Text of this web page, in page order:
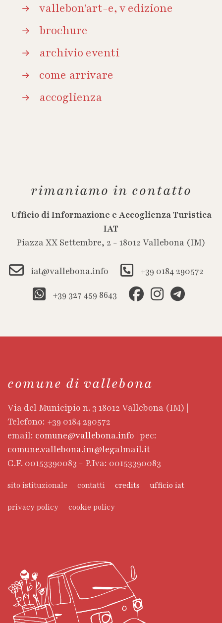
vallebon'art-e, v edizione
brochure
archivio eventi
come arrivare
accoglienza
rimaniamo in contatto
Ufficio di Informazione e Accoglienza Turistica
IAT
Piazza XX Settembre, 2 - 18012 Vallebona (IM)
iat@vallebona.info
+39 0184 290572
+39 327 459 8643
comune di vallebona
Via del Municipio n. 3 18012 Vallebona (IM) |
Telefono: +39 0184 290572
email: comune@vallebona.info | pec:
comune.vallebona.im@legalmail.it
C.F. 00153390083 - P.Iva: 00153390083
sito istituzionale contatti credits ufficio iat
privacy policy cookie policy